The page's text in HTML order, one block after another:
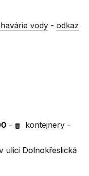
havárie vody -odkaz
- kontejnery -
ulici Dolnokřeslická